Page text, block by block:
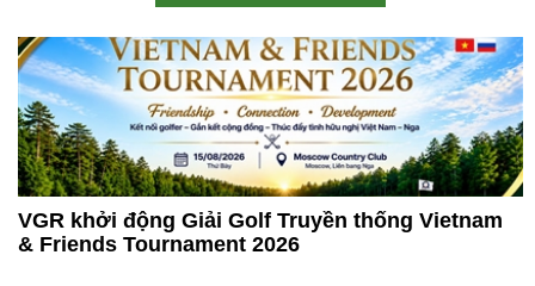
VGR khởi động Giải Golf Truyền thống Vietnam
& Friends Tournament 2026